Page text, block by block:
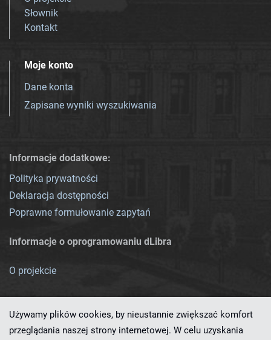
Słownik
Kontakt
Moje konto
Dane konta
Zapisane wyniki wyszukiwania
Informacje dodatkowe:
Polityka prywatności
Deklaracja dostępności
Poprawne formułowanie zapytań
Informacje o oprogramowaniu dLibra
O projekcie
Używamy plików cookies, by nieustannie zwiększać komfort
przeglądania naszej strony internetowej. W celu uzyskania